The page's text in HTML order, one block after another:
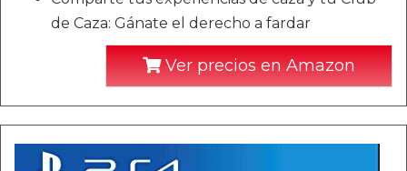
de Caza: Gánate el derecho a fardar
Ver precios en Amazon